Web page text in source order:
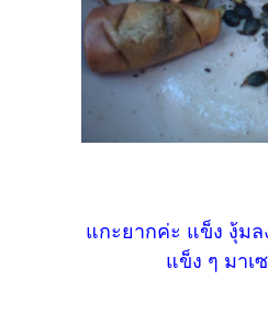
แกะยากค่ะ แข็ง งุ้ม
แข็ง ๆ มาเ